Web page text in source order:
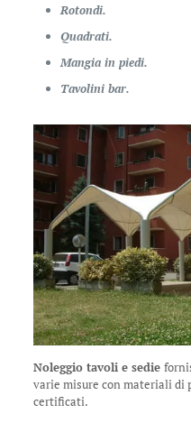
Rotondi.
Quadrati.
Mangia in piedi.
Tavolini bar.
Noleggio tavoli e sedie
varie misure con materiali
certificati.